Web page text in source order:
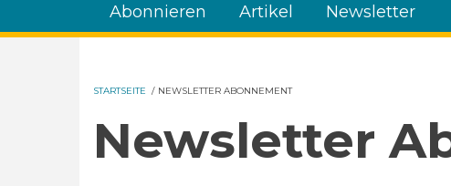
Abonnieren Artikel Newsletter
STARTSEITE / NEWSLETTER ABONNEMENT
Newsletter